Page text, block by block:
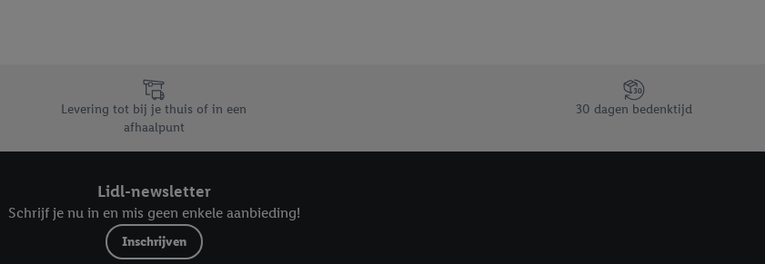
Levering tot bij je thuis of in een
afhaalpunt
30 dagen bedenktijd
Lidl-newsletter
Schrijf je nu in en mis geen enkele aanbieding!
Inschrijven